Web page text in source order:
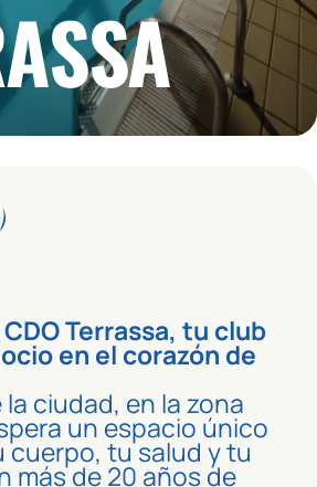
Terrassa, tu club
en el corazón de
ciudad, en la zona
un espacio único
cuerpo, tu salud y tu
más de 20 años de